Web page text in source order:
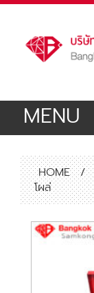
MENU
HOME /
โผล่